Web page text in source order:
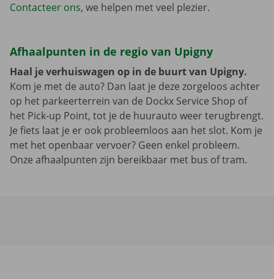
Contacteer ons, we helpen met veel plezier.
Afhaalpunten in de regio van Upigny
Haal je verhuiswagen op in de buurt van Upigny.
Kom je met de auto? Dan laat je deze zorgeloos achter
op het parkeerterrein van de Dockx Service Shop of
het Pick-up Point, tot je de huurauto weer terugbrengt.
Je fiets laat je er ook probleemloos aan het slot. Kom je
met het openbaar vervoer? Geen enkel probleem.
Onze afhaalpunten zijn bereikbaar met bus of tram.